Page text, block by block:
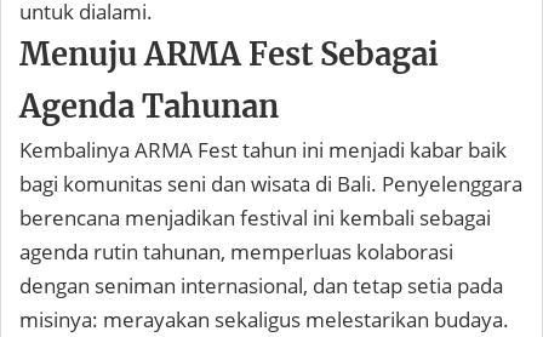
untuk dialami.
Menuju ARMA Fest Sebagai
Agenda Tahunan
Kembalinya ARMA Fest tahun ini menjadi kabar baik
bagi komunitas seni dan wisata di Bali. Penyelenggara
berencana menjadikan festival ini kembali sebagai
agenda rutin tahunan, memperluas kolaborasi
dengan seniman internasional, dan tetap setia pada
misinya: merayakan sekaligus melestarikan budaya.